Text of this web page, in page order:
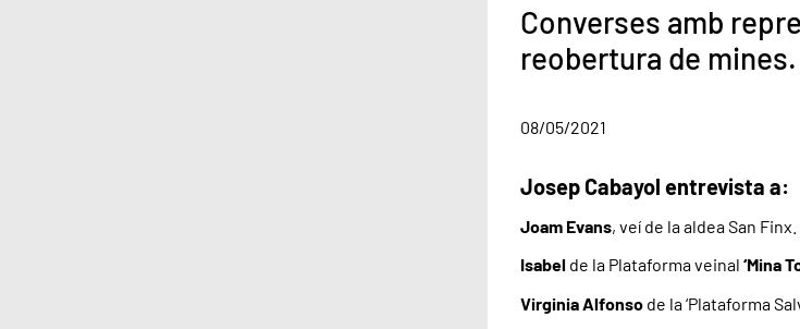
Converses amb
reobertura de mines.
08/05/2021
Josep Cabayol entrevista a:
Joam Evans, veí de la aldea San
Isabel de la Plataforma veinal ‘Mina
Virginia Alfonsode la ‘Plataforma